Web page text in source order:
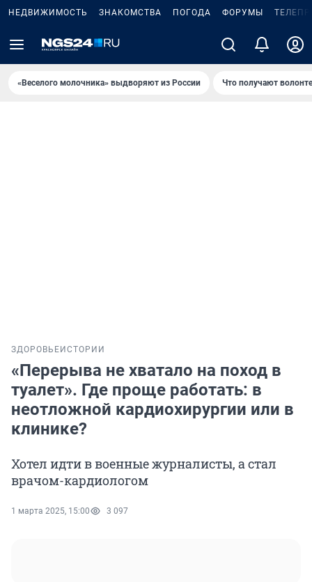
НЕДВИЖИМОСТЬ ЗНАКОМСТВА ПОГОДА ФОРУМЫ
«Веселого молочника» выдворяют из России Что получают
ЗДОРОВЬЕ ИСТОРИИ
«Перерыва не хватало на поход в
туалет». Где проще работать: в
неотложной кардиохирургии или в
клинике?
Хотел идти в военные журналисты, а стал
врачом-кардиологом
1 марта 2025, 15:00 3 097